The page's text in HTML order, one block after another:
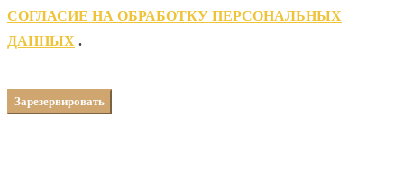
CОГЛАСИЕ НА ОБРАБОТКУ ПЕРСОНАЛЬНЫХ
ДАННЫХ .